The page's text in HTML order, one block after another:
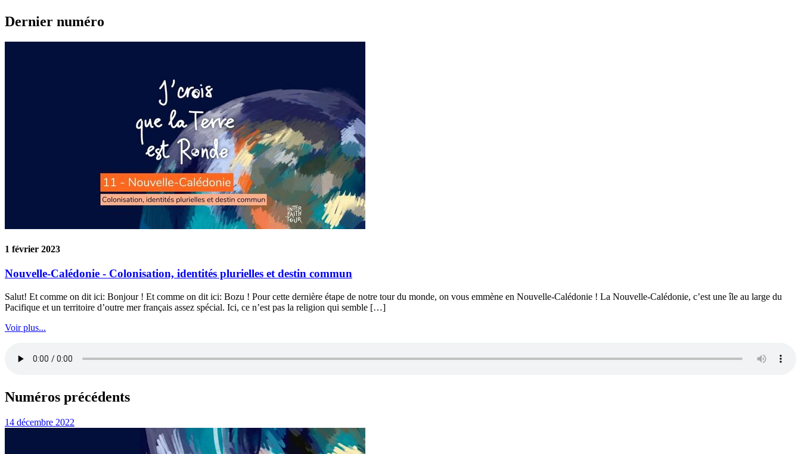
Dernier numéro
1 février 2023
Nouvelle-Calédonie - Colonisation, identités plurielles et destin commun
Salut! Et comme on dit ici: Bonjour ! Et comme on dit ici: Bozu ! Pour cette dernière étape de notre tour du monde, on vous emmène en Nouvelle-Calédonie ! La Nouvelle-Calédonie, c’est une île au large du
Pacifique et un territoire d’outre mer français assez spécial. Ici, ce n’est pas la religion qui semble […]
Voir plus...
Numéros précédents
14 décembre 2022